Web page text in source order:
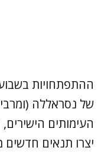
ההתפתחויות
של נסראללה
העימותים
יצרו תנאים חדשים